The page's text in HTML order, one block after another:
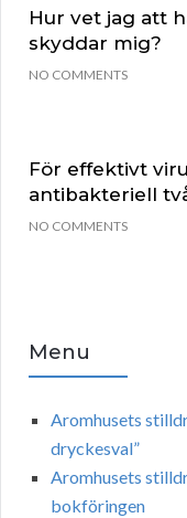
Hur vet jag att
skyddar mig?
NO COMMENTS
För effektivt
antibakteriell
NO COMMENTS
Menu
Aromhusets
dryckesval”
Aromhusets
bokföringen